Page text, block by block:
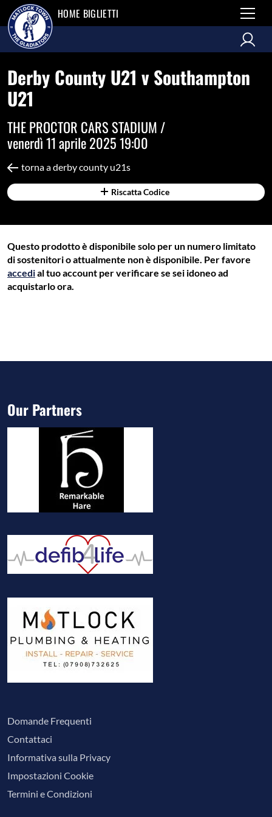
HOME BIGLIETTI
Derby County U21 v Southampton
U21
THE PROCTOR CARS STADIUM /
venerdì 11 aprile 2025 19:00
torna a derby county u21s
Riscatta Codice
Questo prodotto è disponibile solo per un numero limitato
di sostenitori o attualmente non è disponibile. Per favore
accedial tuo account per verificare se sei idoneo ad
acquistarlo ora.
Domande Frequenti
Contattaci
Informativa sulla Privacy
Impostazioni Cookie
Termini e Condizioni
Our Partners